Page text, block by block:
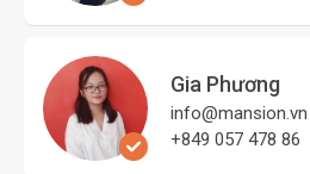
Gia Phương
info@mansion.vn
+849 057 478 86